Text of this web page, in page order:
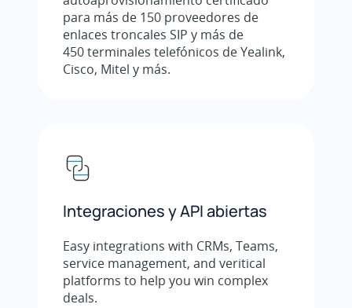
para más de 150 proveedores de
enlaces troncales SIP y más de
450 terminales telefónicos de Yealink,
Cisco, Mitel y más.
Integraciones y API abiertas
Easy integrations with CRMs, Teams,
service management, and veritical
platforms to help you win complex
deals.